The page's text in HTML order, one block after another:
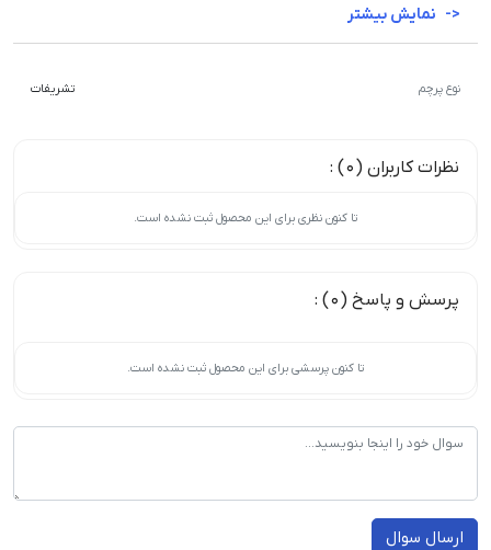
نوع پرچم تشریفات
نظرات کاربران (0) :
تا کنون نظری برای این محصول ثبت نشده است.
پرسش و پاسخ (0) :
تا کنون پرسشی برای این محصول ثبت نشده است.
ارسال سوال